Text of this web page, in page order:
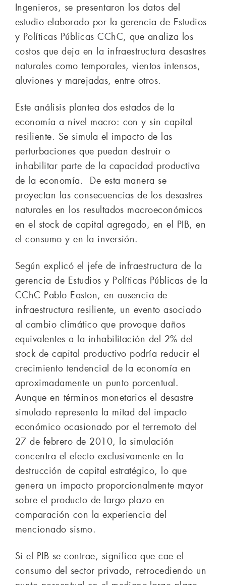
Ingenieros, se presentaron los datos del
estudio elaborado por la gerencia de Estudios
y Políticas Públicas CChC, que analiza los
costos que deja en la infraestructura desastres
naturales como temporales, vientos intensos,
aluviones y marejadas, entre otros.
Este análisis plantea dos estados de la
economía a nivel macro: con y sin capital
resiliente. Se simula el impacto de las
perturbaciones que puedan destruir o
inhabilitar parte de la capacidad productiva
de la economía. De esta manera se
proyectan las consecuencias de los desastres
naturales en los resultados macroeconómicos
en el stock de capital agregado, en el PIB, en
el consumo y en la inversión.
Según explicó el jefe de infraestructura de la
gerencia de Estudios y Políticas Públicas de la
CChC Pablo Easton, en ausencia de
infraestructura resiliente, un evento asociado
al cambio climático que provoque daños
equivalentes a la inhabilitación del 2% del
stock de capital productivo podría reducir el
crecimiento tendencial de la economía en
aproximadamente un punto porcentual.
Aunque en términos monetarios el desastre
simulado representa la mitad del impacto
económico ocasionado por el terremoto del
27 de febrero de 2010, la simulación
concentra el efecto exclusivamente en la
destrucción de capital estratégico, lo que
genera un impacto proporcionalmente mayor
sobre el producto de largo plazo en
comparación con la experiencia del
mencionado sismo.
Si el PIB se contrae, significa que cae el
consumo del sector privado, retrocediendo un